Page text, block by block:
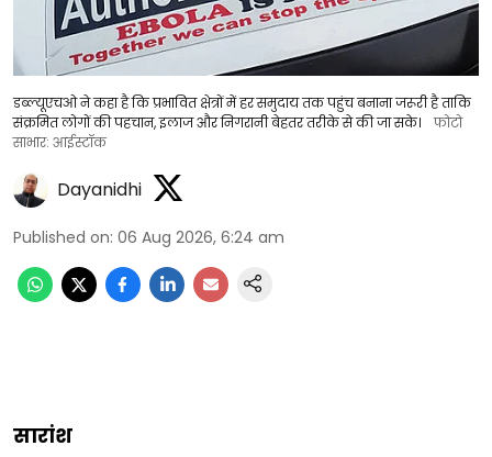
डब्ल्यूएचओ ने कहा है कि प्रभावित क्षेत्रों में हर समुदाय तक पहुंच बनाना जरूरी है ताकि
संक्रमित लोगों की पहचान, इलाज और निगरानी बेहतर तरीके से की जा सके।
फोटो
साभार: आईस्टॉक
Dayanidhi
Published on: 06 Aug 2026, 6:24 am
सारांश